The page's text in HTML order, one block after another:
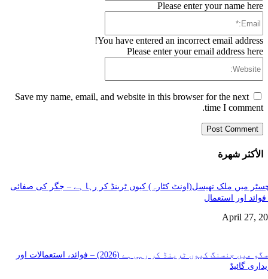
Please enter your name here
You have entered an incorrect email address!
Please enter your email address here
Save my name, email, and website in this browser for the next
time I comment.
الأكثر شهرة
میں ملک تھیسل(اونٹ کٹارہ) کیوں ٹرینڈ کر رہا ہے – جگر کی صفائی
اور استعمال
April 27,
گلاسگو میں جنسنگ کیوں ٹرینڈ کر رہی ہے (2026) – فوائد، استعمالات اور
گائیڈ